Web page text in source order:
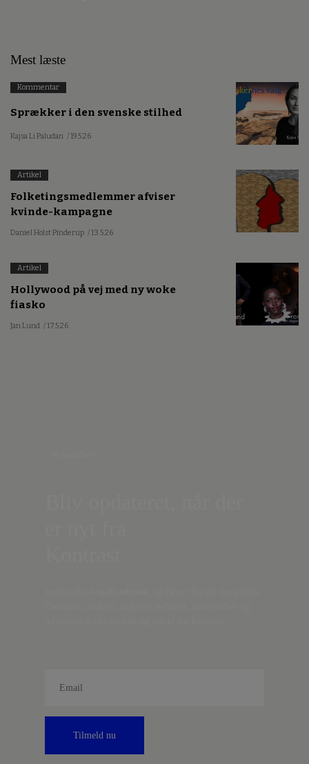
Mest læste
Kommentar
Sprækker i den svenske stilhed
Kajsa Li Paludan / 19.5.26
Artikel
Folketingsmedlemmer afviser
kvinde-kampagne
Daniel Holst Pinderup / 13.5.26
Artikel
Hollywood på vej med ny woke
fiasko
Jan Lund / 17.5.26
Tilmeld nu